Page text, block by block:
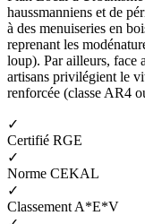
haussmanniens et de
à des menuiseries en
reprenant les
loup). Par ailleurs, face
artisans privilégient le
renforcée (classe AR4
✓
Certifié RGE
✓
Norme CEKAL
✓
Classement A*E*V